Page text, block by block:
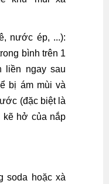
nước ép, ...):
bình trên 1
liền ngay sau
bị ám mùi và
(đặc biệt là
kẽ hở của nắp
soda hoặc xà